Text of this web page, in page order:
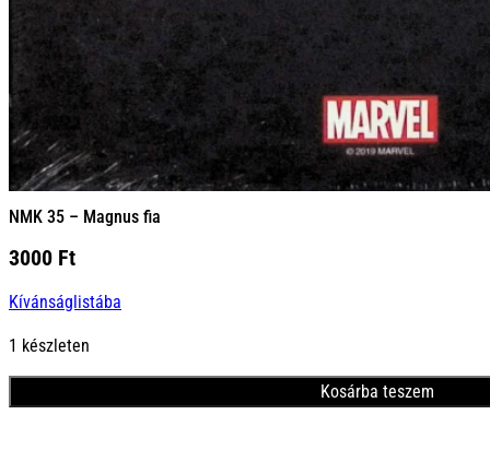
NMK 35 – Magnus fia
3000 Ft
Kívánságlistába
1 készleten
Kosárba teszem